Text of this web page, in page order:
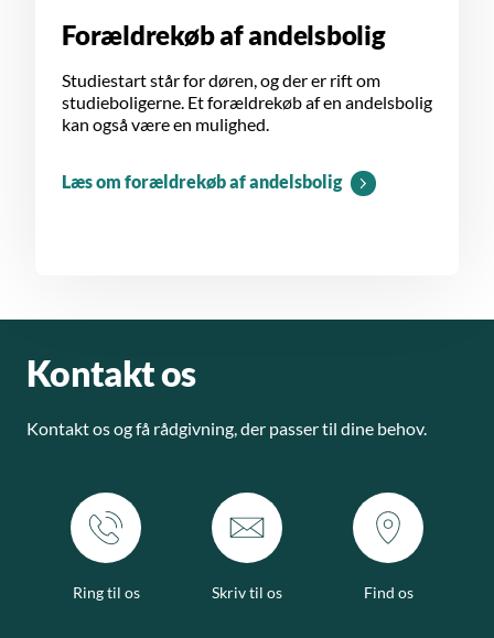
Forældrekøb af andelsbolig
Studiestart står for døren, og der er rift om
studieboligerne. Et forældrekøb af en andelsbolig
kan også være en mulighed.
Læs om forældrekøb af andelsbolig
Kontakt os
Kontakt os og få rådgivning, der passer til dine behov.
Ring til os Skriv til os Find os